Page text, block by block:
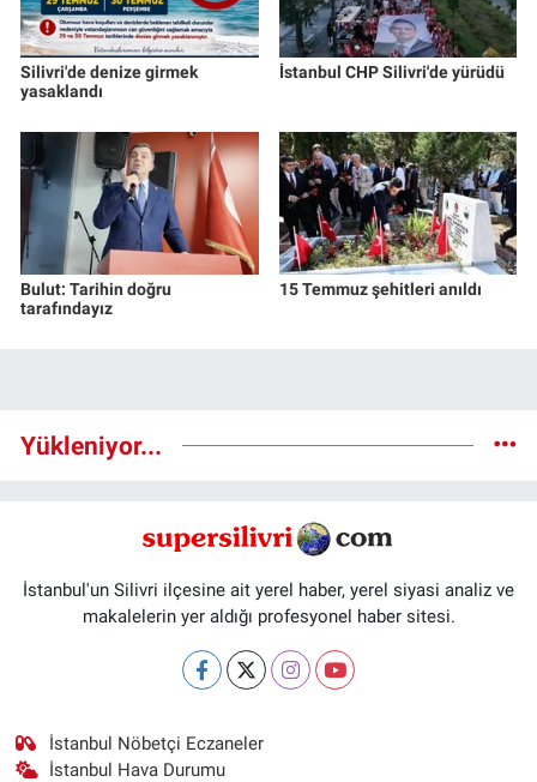
Silivri'de denize girmek
yasaklandı
İstanbul CHP Silivri'de yürüdü
Bulut: Tarihin doğru
tarafındayız
15 Temmuz şehitleri anıldı
Yükleniyor...
İstanbul'un Silivri ilçesine ait yerel haber, yerel siyasi analiz ve
makalelerin yer aldığı profesyonel haber sitesi.
İstanbul Nöbetçi Eczaneler
İstanbul Hava Durumu